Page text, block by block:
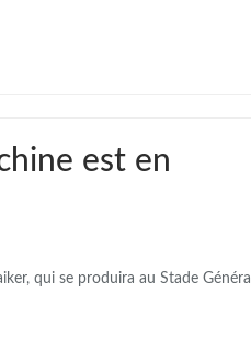
est en
qui se produira au Stade Général